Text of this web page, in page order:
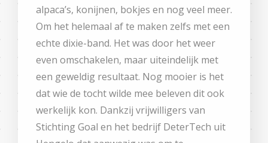
alpaca’s, konijnen, bokjes en nog veel meer.
Om het helemaal af te maken zelfs met een
echte dixie-band. Het was door het weer
even omschakelen, maar uiteindelijk met
een geweldig resultaat. Nog mooier is het
dat wie de tocht wilde mee beleven dit ook
werkelijk kon. Dankzij vrijwilligers van
Stichting Goal en het bedrijf DeterTech uit